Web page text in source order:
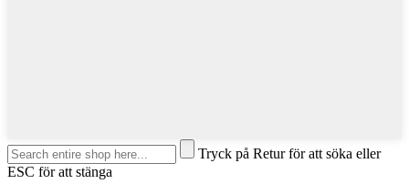
Tryck på Retur för att söka eller
ESC för att stänga